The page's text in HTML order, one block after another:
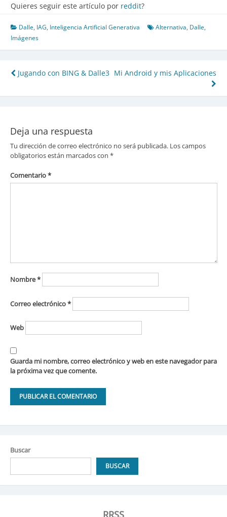
Quieres seguir este artículo por reddit?
Dalle, IAG, Inteligencia Artificial Generativa Alternativa, Dalle,
Imágenes
Navegación
de
Jugando con BING & Dalle3 Mi Android y mis Aplicaciones
Deja una respuesta
Tu dirección de correo electrónico no será publicada. Los campos
obligatorios están marcados con *
Comentario*
Nombre*
Correo electrónico*
Web
Guarda mi nombre, correo electrónico y web en este navegador para
la próxima vez que comente.
Buscar
BUSCAR